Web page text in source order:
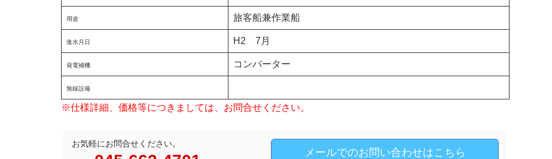
用途 旅客船兼作業船
進水月日 H2 7月
発電補機 コンバーター
無線設備
※仕様詳細、価格等につきましては、お問合せください。
お気軽にお問合せください。
メールでのお問い合わせはこちら